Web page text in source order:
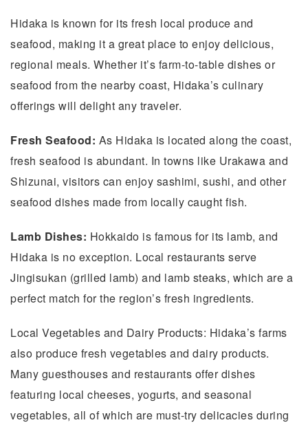
Hidaka is known for its fresh local produce and
seafood, making it a great place to enjoy delicious,
regional meals. Whether it’s farm-to-table dishes or
seafood from the nearby coast, Hidaka’s culinary
offerings will delight any traveler.
Fresh Seafood: As Hidaka is located along the coast,
fresh seafood is abundant. In towns like Urakawa and
Shizunai, visitors can enjoy sashimi, sushi, and other
seafood dishes made from locally caught fish.
Lamb Dishes: Hokkaido is famous for its lamb, and
Hidaka is no exception. Local restaurants serve
Jingisukan (grilled lamb) and lamb steaks, which are a
perfect match for the region’s fresh ingredients.
Local Vegetables and Dairy Products: Hidaka’s farms
also produce fresh vegetables and dairy products.
Many guesthouses and restaurants offer dishes
featuring local cheeses, yogurts, and seasonal
vegetables, all of which are must-try delicacies during